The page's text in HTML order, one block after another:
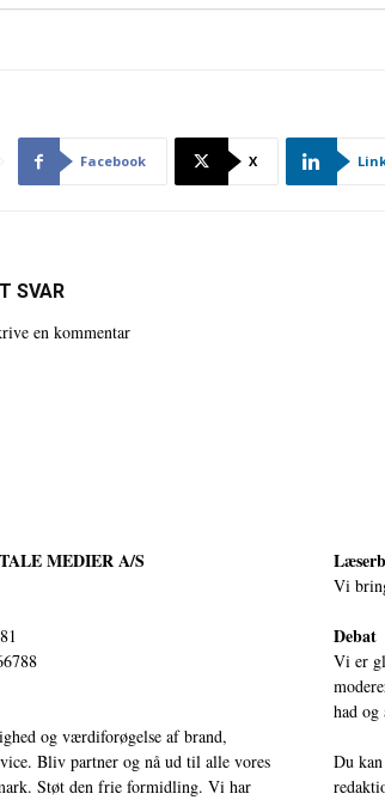
Facebook X
SVAR
en kommentar
MEDIER A/S
og værdiforøgelse af brand,
Bliv partner og nå ud til alle vores
Støt den frie formidling. Vi har
Vi
Debat
Vi er
had
Du